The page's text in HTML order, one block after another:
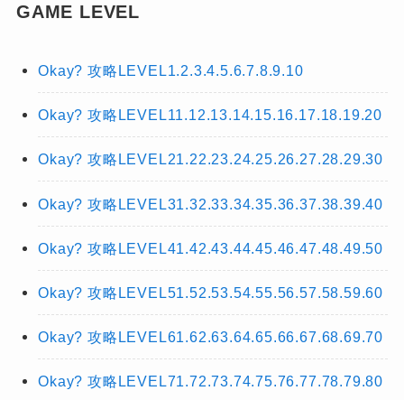
GAME LEVEL
Okay? 攻略LEVEL1.2.3.4.5.6.7.8.9.10
Okay? 攻略LEVEL11.12.13.14.15.16.17.18.19.20
Okay? 攻略LEVEL21.22.23.24.25.26.27.28.29.30
Okay? 攻略LEVEL31.32.33.34.35.36.37.38.39.40
Okay? 攻略LEVEL41.42.43.44.45.46.47.48.49.50
Okay? 攻略LEVEL51.52.53.54.55.56.57.58.59.60
Okay? 攻略LEVEL61.62.63.64.65.66.67.68.69.70
Okay? 攻略LEVEL71.72.73.74.75.76.77.78.79.80